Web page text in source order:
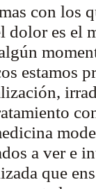
con los
es el
estamos
a ver e
que